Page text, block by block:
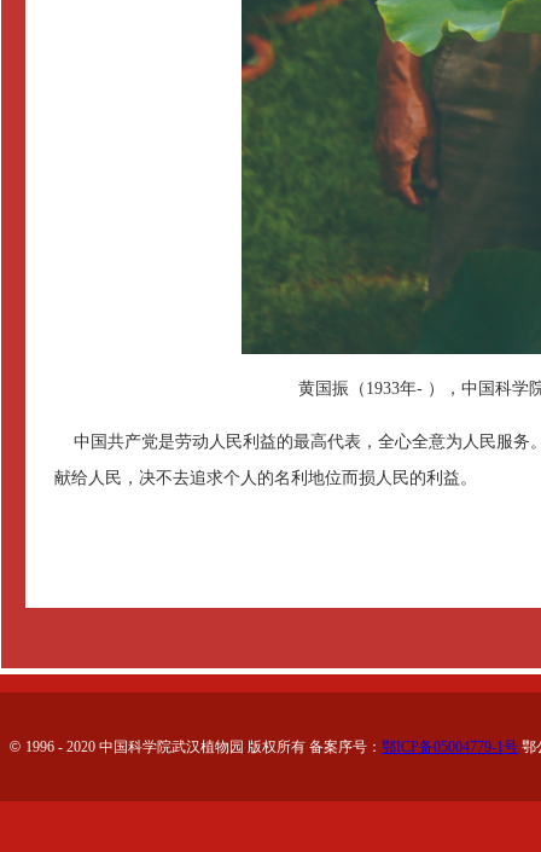
黄国振（1933年- ），中国科学
中国共产党是劳动人民利益的最高代表，全心全意为人民服务
献给人民，决不去追求个人的名利地位而损人民的利益。
© 1996 - 2020 中国科学院武汉植物园 版权所有 备案序号： 鄂ICP备05004779-1号 鄂